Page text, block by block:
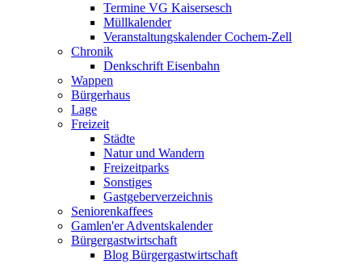
Termine VG Kaisersesch
Müllkalender
Veranstaltungskalender Cochem-Zell
Chronik
Denkschrift Eisenbahn
Wappen
Bürgerhaus
Lage
Freizeit
Städte
Natur und Wandern
Freizeitparks
Sonstiges
Gastgeberverzeichnis
Seniorenkaffees
Gamlen'er Adventskalender
Bürgergastwirtschaft
Blog Bürgergastwirtschaft